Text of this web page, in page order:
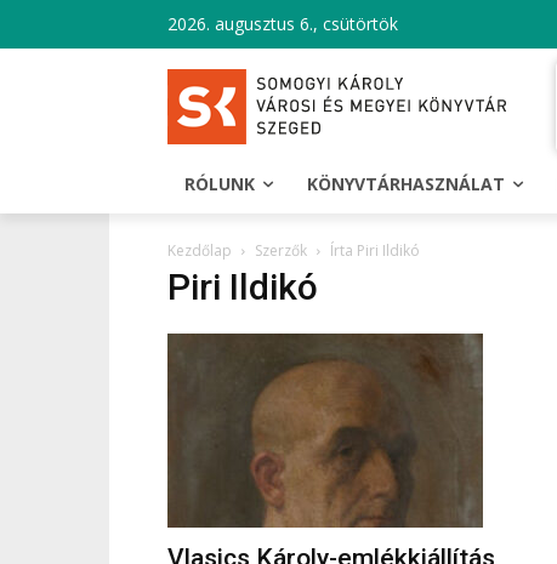
2026. augusztus 6., csütörtök
RÓLUNK KÖNYVTÁRHASZNÁLAT
Kezdőlap Szerzők Írta Piri Ildikó
Piri Ildikó
Vlasics Károly-emlékkiállítás